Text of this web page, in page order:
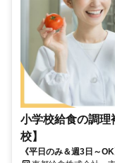
小学校給食の調理
校】
《平日のみ＆週3日～